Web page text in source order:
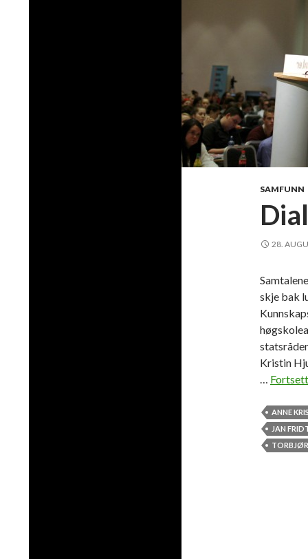
SAMFUNN
28.
skje bak
Kristin
…
ANNE
JAN